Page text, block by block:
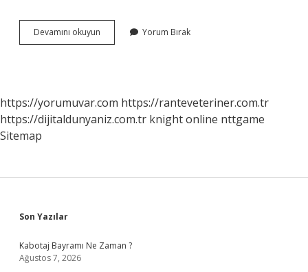
Devamını okuyun
Hangi
Yorum Bırak
https://yorumuvar.com https://ranteveteriner.com.tr
https://dijitaldunyaniz.com.tr knight online nttgame
Sitemap
Sidebar
Son Yazılar
Kabotaj Bayramı Ne Zaman ?
Ağustos 7, 2026